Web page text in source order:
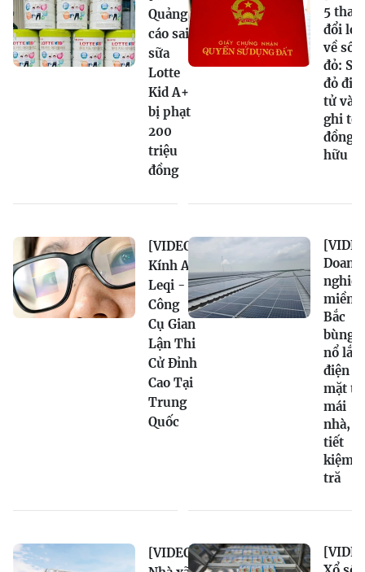
Quảng
cáo sai
sữa
Lotte
Kid A+
bị phạt
200
triệu
đồng
5 thay
đổi lớn
về sổ
đỏ: Sổ
đỏ
tử và
ghi tên
đồng
hữu
[VIDEO]
Kính AI
Leqi -
Công
Cụ Gian
Lận Thi
Cử Đỉnh
Cao Tại
Trung
Quốc
Doanh
nghiệp
miền
Bắc
bùng
nổ lắp
điện
mặt
mái
nhà,
tiết
kiệm
tră
[VIDEO]